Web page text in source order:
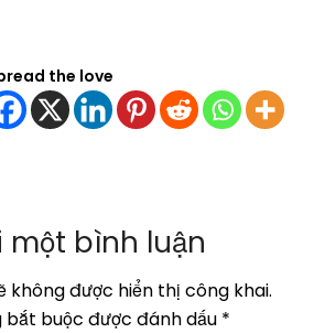
the love
một bình luận
không được hiển thị công khai.
buộc được đánh dấu *